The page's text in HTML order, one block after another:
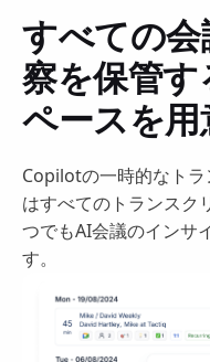
すべての
察を保管
ペースを
Copilotの一時的なト
はすべてのトランスク
つでもAI会議のインサ
す。